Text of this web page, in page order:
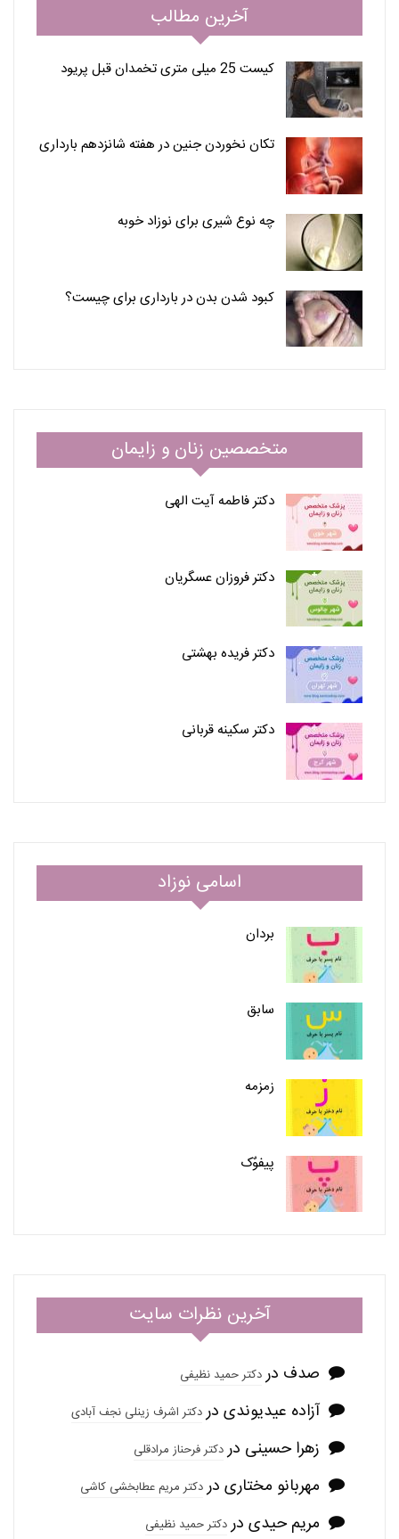
آخرین مطالب
کیست 25 میلی متری تخمدان قبل پریود
تکان نخوردن جنین در هفته شانزدهم بارداری
چه نوع شیری برای نوزاد خوبه
کبود شدن بدن در بارداری برای چیست؟
متخصصین زنان و زایمان
دکتر فاطمه آیت الهی
دکتر فروزان عسگریان
دکتر فریده بهشتی
دکتر سکینه قربانی
اسامی نوزاد
بردان
سابق
زمزمه
پیفوٌک
آخرین نظرات سایت
صدف دردکتر حمید نظیفی
آزاده عیدیوندی دردکتر اشرف زینلی نجف آبادی
زهرا حسینی دردکتر فرحناز مرادقلی
مهربانو مختاری دردکتر مریم عطابخشی کاشی
مریم حیدی دردکتر حمید نظیفی